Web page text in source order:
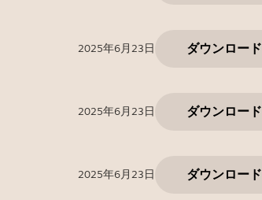
2025年6月23日 ダウンロード
2025年6月23日 ダウンロード
2025年6月23日 ダウンロード